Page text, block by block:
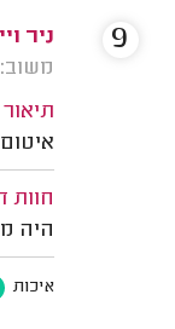
ניר
משוב: 28/01/2026
חוות
היה
איכות
9